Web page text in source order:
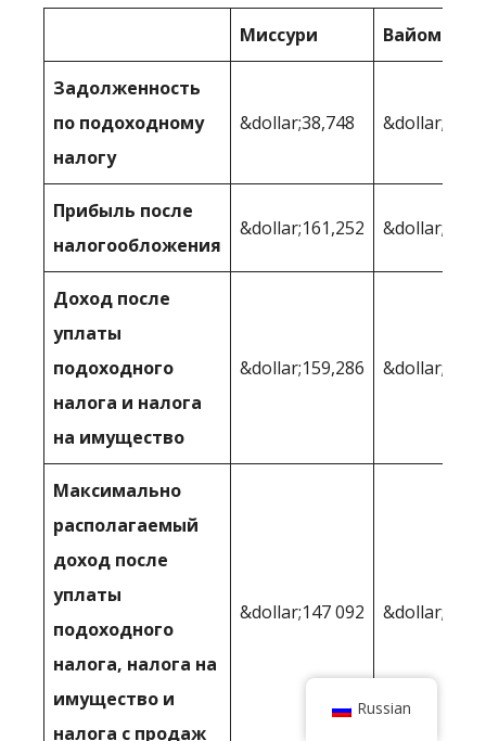
Миссури Вайоминг
Задолженность
по подоходному
налогу
&dollar;38,748
Прибыль после
налогообложения
&dollar;161,252
Доход после
уплаты
подоходного
налога и налога
на имущество
&dollar;159,286
Максимально
располагаемый
доход после
уплаты
подоходного
налога, налога на
имущество и
налога с продаж
&dollar;147 092
Russian